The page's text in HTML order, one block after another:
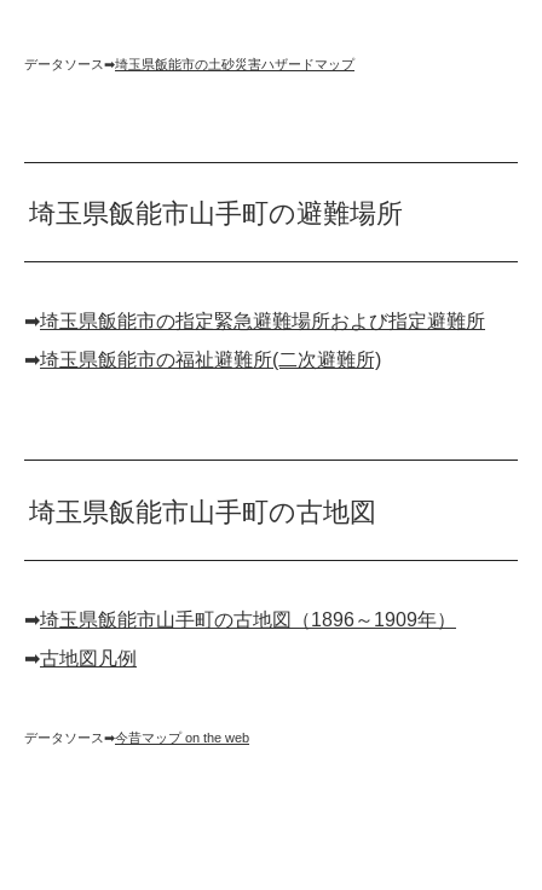
データソース➡︎埼玉県飯能市の土砂災害ハザードマップ
埼玉県飯能市山手町の避難場所
➡︎埼玉県飯能市の指定緊急避難場所および指定避難所
➡︎埼玉県飯能市の福祉避難所(二次避難所)
埼玉県飯能市山手町の古地図
➡︎埼玉県飯能市山手町の古地図（1896～1909年）
➡︎古地図凡例
データソース➡︎今昔マップ on the web